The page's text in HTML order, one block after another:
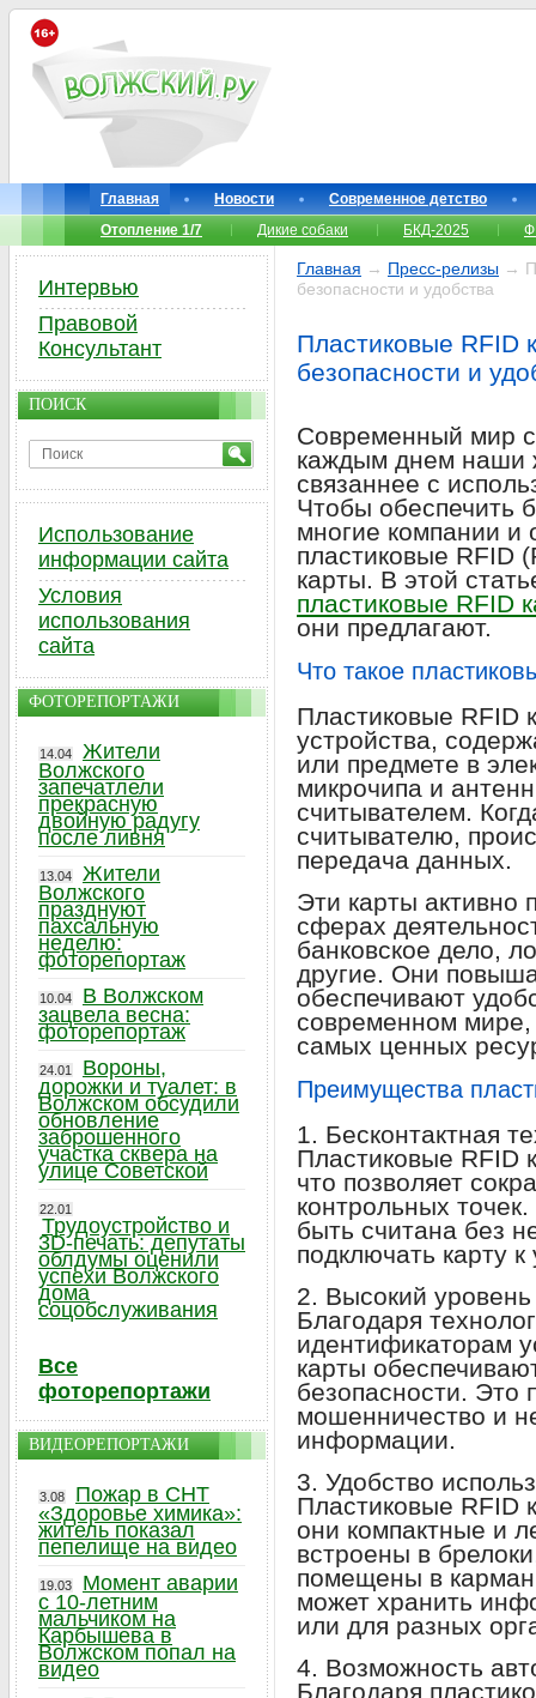
Главная Новости
Современное детство
Отопление 1/7
Дикие собаки БКД-2025
Главная → Пресс-релизы →
безопасности и удобства
Пластиковые RFID
безопасности и
Современный мир
каждым днем наши
связаннее с
Чтобы обеспечить
многие компании и
пластиковые RFID
карты. В этой
пластиковые RFID
они предлагают.
Что такое
Пластиковые RFID
устройства,
или предмете в
микрочипа и
считывателем.
считывателю,
передача данных.
Эти карты активно
сферах
банковское дело,
другие. Они
обеспечивают
современном мире,
самых ценных
Преимущества
1. Бесконтактная
Пластиковые RFID
что позволяет
контрольных
быть считана без
подключать карту к
2. Высокий
Благодаря
идентификаторам
карты
безопасности. Это
мошенничество и
информации.
3. Удобство
Пластиковые RFID
они компактные и
встроены в
помещены в
может хранить
или для разных
4. Возможность
Благодаря
Интервью
Правовой
Консультант
ПОИСК
Использование
информации сайта
Условия
использования
сайта
ФОТОРЕПОРТАЖИ
14.04
Жители
Волжского
запечатлели
прекрасную
двойную радугу
после ливня
13.04
Жители
Волжского
празднуют
пахсальную
неделю:
фоторепортаж
10.04
В Волжском
зацвела весна:
фоторепортаж
24.01
Вороны,
дорожки и туалет: в
Волжском обсудили
обновление
заброшенного
участка сквера на
улице Советской
22.01
Трудоустройство и
3D-печать: депутаты
облдумы оценили
успехи Волжского
дома
соцобслуживания
Все
фоторепортажи
ВИДЕОРЕПОРТАЖИ
3.08
Пожар в СНТ
«Здоровье химика»:
житель показал
пепелище на видео
19.03
Момент аварии
с 10-летним
мальчиком на
Карбышева в
Волжском попал на
видео